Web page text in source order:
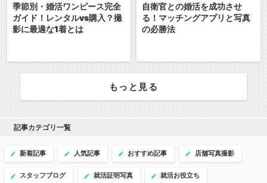
季節別・婚活ワンピース完全
ガイド！レンタルvs購入？撮
影に最適な1着とは
自衛官との婚活を成功させ
る！マッチングアプリと写真
の必勝法
もっと見る
記事カテゴリ一覧
新着記事 人気記事 おすすめ記事 店舗写真撮影
スタッフブログ 就活証明写真 就活お役立ち